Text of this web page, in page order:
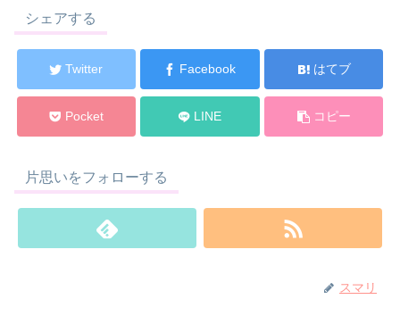
シェアする
Twitter Facebook はてブ
Pocket LINE コピー
片思いをフォローする
スマリ